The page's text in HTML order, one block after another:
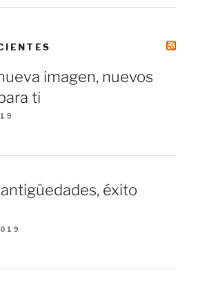
imagen, nuevos
ti
éxito